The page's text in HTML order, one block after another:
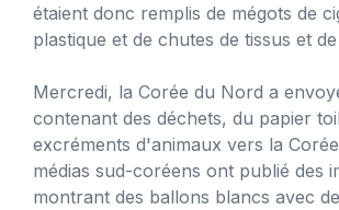
étaient donc remplis de mégots de
plastique et de chutes de tissus et
Mercredi, la Corée du Nord a
contenant des déchets, du papier
excréments d'animaux vers la
médias sud-coréens ont publié des
montrant des ballons blancs avec